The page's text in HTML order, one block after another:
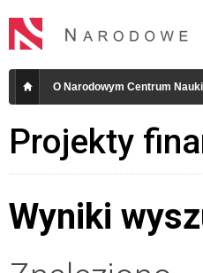
O Narodowym Centrum Nauki
Projekty
Wyniki